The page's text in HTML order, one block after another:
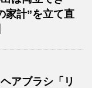
家計”を立て直
アブラシ「リ